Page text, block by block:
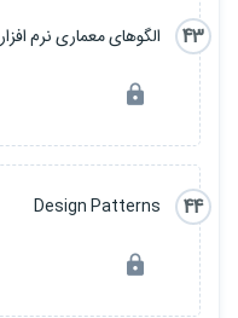
43 الگوهای معماری نرم افزار
44
Design Patterns